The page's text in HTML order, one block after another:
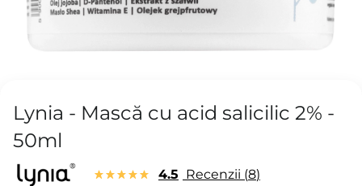
Lynia - Mască cu acid salicilic 2% -
50ml
4.5 Recenzii 8